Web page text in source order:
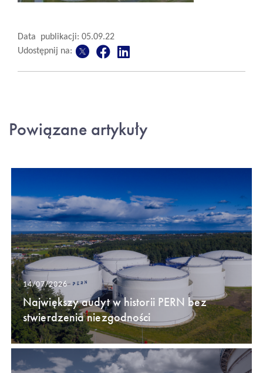
Data publikacji: 05.09.22
Udostępnij na:
Powiązane artykuły
14/07/2026
Największy audyt w historii PERN bez
stwierdzenia niezgodności